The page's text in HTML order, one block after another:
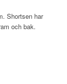
Shortsen har
och bak.